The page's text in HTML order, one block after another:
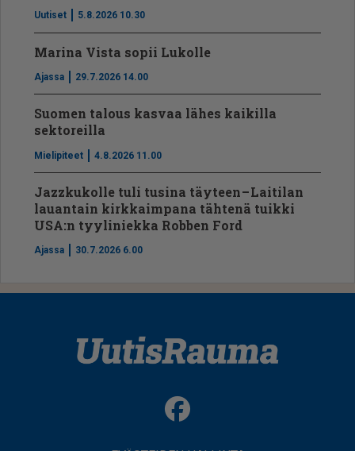
Uutiset 5.8.2026 10.30
Marina Vista sopii Lukolle
Ajassa 29.7.2026 14.00
Suomen talous kasvaa lähes kaikilla
sektoreilla
Mielipiteet 4.8.2026 11.00
Jazzkukolle tuli tusina täyteen – Laitilan
lauantain kirkkaimpana tähtenä tuikki
USA:n tyyliniekka Robben Ford
Ajassa 30.7.2026 6.00